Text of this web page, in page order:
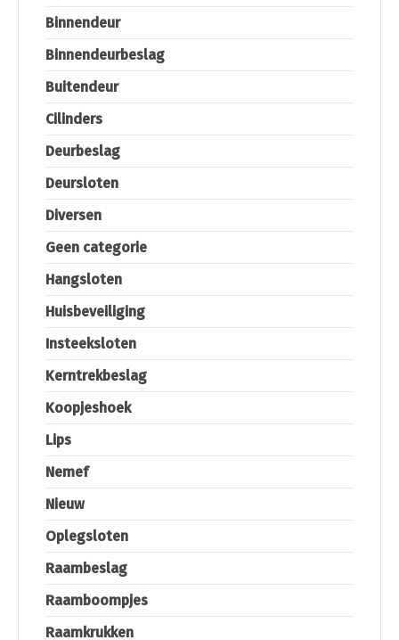
Binnendeur
Binnendeurbeslag
Buitendeur
Cilinders
Deurbeslag
Deursloten
Diversen
Geen categorie
Hangsloten
Huisbeveiliging
Insteeksloten
Kerntrekbeslag
Koopjeshoek
Lips
Nemef
Nieuw
Oplegsloten
Raambeslag
Raamboompjes
Raamkrukken